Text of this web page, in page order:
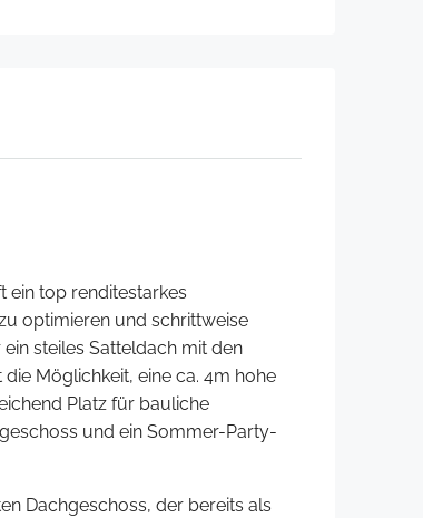
ein top renditestarkes
optimieren und schrittweise
steiles Satteldach mit den
Möglichkeit, eine ca. 4m hohe
Platz für bauliche
und ein Sommer-Party-
Dachgeschoss, der bereits als